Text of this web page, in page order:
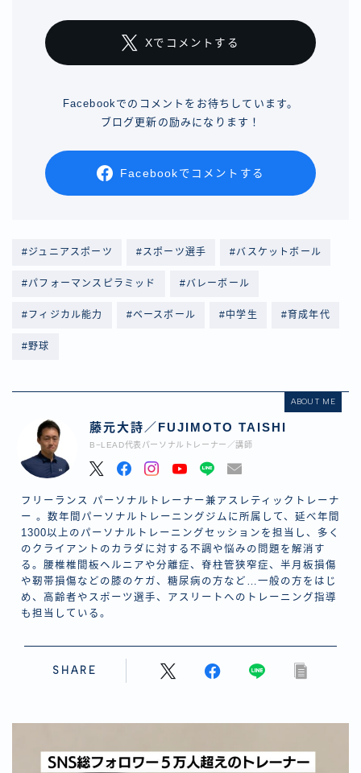
Xでコメントする
Facebookでのコメントをお待ちしています。
ブログ更新の励みになります！
Facebookでコメントする
#ジュニアスポーツ #スポーツ選手 #バスケットボール
#パフォーマンスピラミッド #バレーボール
#フィジカル能力 #ベースボール #中学生 #育成年代
#野球
ABOUT ME
藤元大詩／FUJIMOTO TAISHI
B−LEAD代表パーソナルトレーナー／講師
フリーランス パーソナルトレーナー兼アスレティックトレーナ
ー 。数年間パーソナルトレーニングジムに所属して、延べ年間
1300以上のパーソナルトレーニングセッションを担当し、多く
のクライアントのカラダに対する不調や悩みの問題を解消す
る。腰椎椎間板ヘルニアや分離症、脊柱管狭窄症、半月板損傷
や靭帯損傷などの膝のケガ、糖尿病の方など…一般の方をはじ
め、高齢者やスポーツ選手、アスリートへのトレーニング指導
も担当している。
SHARE